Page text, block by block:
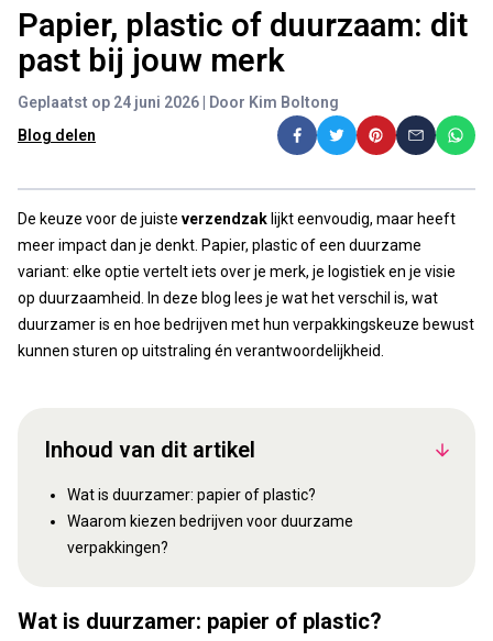
Papier, plastic of duurzaam: dit
past bij jouw merk
Geplaatst op 24 juni 2026 | Door Kim Boltong
Blog delen
De keuze voor de juiste verzendzak lijkt eenvoudig, maar heeft
meer impact dan je denkt. Papier, plastic of een duurzame
variant: elke optie vertelt iets over je merk, je logistiek en je visie
op duurzaamheid. In deze blog lees je wat het verschil is, wat
duurzamer is en hoe bedrijven met hun verpakkingskeuze bewust
kunnen sturen op uitstraling én verantwoordelijkheid.
Inhoud van dit artikel
Wat is duurzamer: papier of plastic?
Waarom kiezen bedrijven voor duurzame
verpakkingen?
Wat is duurzamer: papier of plastic?